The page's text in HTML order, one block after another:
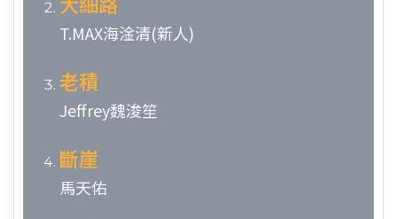
T.MAX海淦清(新人)
老積
Jeffrey魏浚笙
斷崖
馬天佑